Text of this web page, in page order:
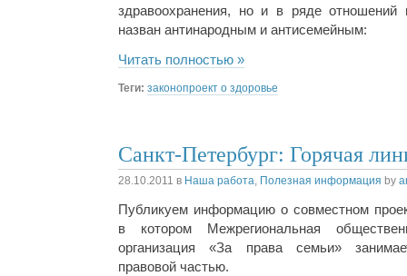
здравоохранения, но и в ряде отношений
назван антинародным и антисемейным:
Читать полностью »
Теги: законопроект о здоровье
Санкт-Петербург: Горячая
28.10.2011 в Наша работа, Полезная информация by
Публикуем информацию о совместном
в котором Межрегиональная
организация «За права семьи»
правовой частью.